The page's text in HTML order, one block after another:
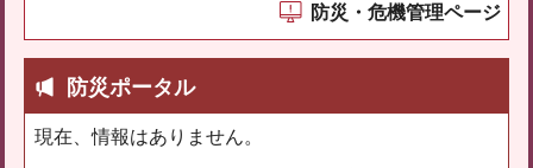
防災・危機管理ページ
防災ポータル
現在、情報はありません。